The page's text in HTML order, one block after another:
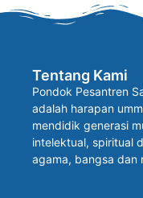
Tentang Kami
Pondok Pesantren
adalah harapan
mendidik generasi
intelektual, spiritual
agama, bangsa dan